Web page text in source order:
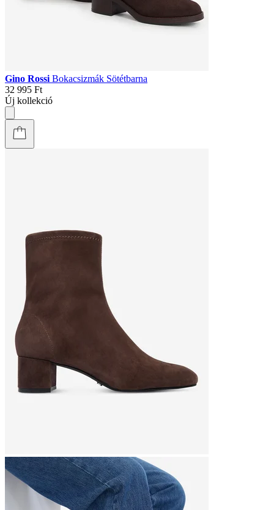
Gino Rossi Bokacsizmák Sötétbarna
32 995 Ft
Új kollekció